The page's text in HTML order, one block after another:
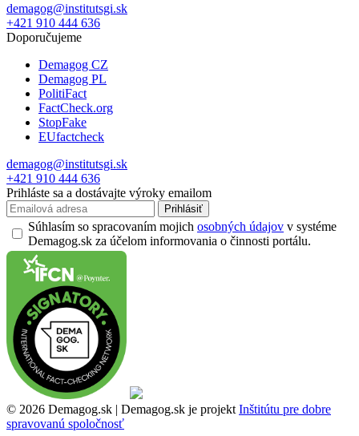
demagog@institutsgi.sk
+421 910 444 636
Doporučujeme
Demagog CZ
Demagog PL
PolitiFact
FactCheck.org
StopFake
EUfactcheck
demagog@institutsgi.sk
+421 910 444 636
Prihláste sa a dostávajte výroky emailom
Prihlásiť
Súhlasím so spracovaním mojich osobných údajov v systéme
Demagog.sk za účelom informovania o činnosti portálu.
© 2026 Demagog.sk | Demagog.sk je projekt Inštitútu pre dobre
spravovanú spoločnosť